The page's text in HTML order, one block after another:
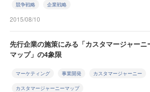
競争戦略 企業戦略
2015/08/10
先行企業の施策にみる「カスタマージャーニ
マップ」の4象限
マーケティング 事業開発 カスタマージャーニー
カスタマージャーニーマップ